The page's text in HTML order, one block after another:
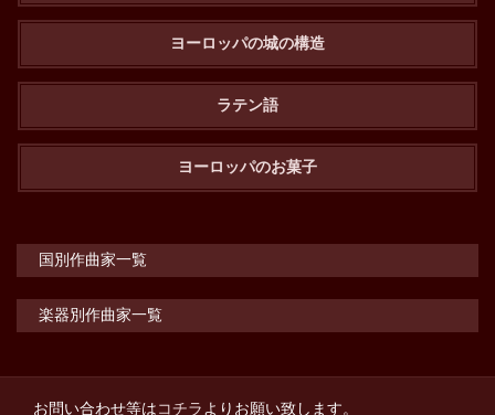
ヨーロッパの城の構造
ラテン語
ヨーロッパのお菓子
国別作曲家一覧
楽器別作曲家一覧
お問い合わせ等はコチラよりお願い致します。